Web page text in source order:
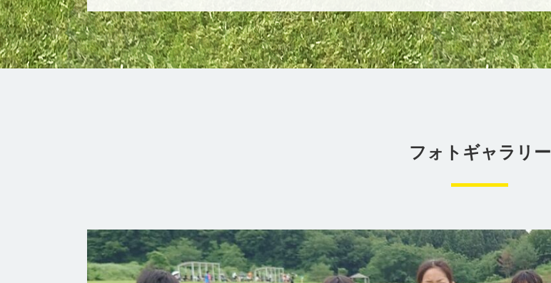
フォトギャラリー